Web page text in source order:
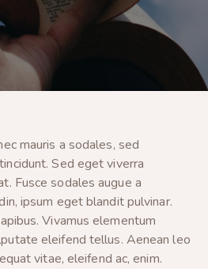
mauris a sodales, sed
Sed eget viverra
Fusce sodales augue a
ipsum eget blandit pulvinar.
Vivamus elementum
eleifend tellus. Aenean leo
vitae, eleifend ac, enim.